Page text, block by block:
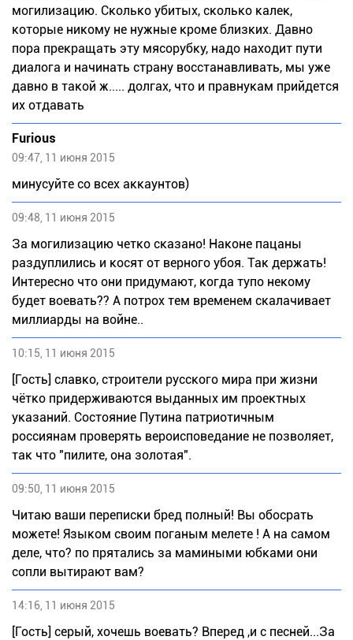
могилизацию. Сколько убитых, сколько калек,
которые никому не нужные кроме близких. Давно
пора прекращать эту мясорубку, надо находит пути
диалога и начинать страну восстанавливать, мы уже
давно в такой ж..... долгах, что и правнукам прийдется
их отдавать
Furious
09:47, 11 июня 2015
минусуйте со всех аккаунтов)
09:48, 11 июня 2015
За могилизацию четко сказано! Наконе пацаны
раздуплились и косят от верного убоя. Так держать!
Интересно что они придумают, когда тупо некому
будет воевать?? А потрох тем временем скалачивает
миллиарды на войне..
10:15, 11 июня 2015
[Гость] славко, строители русского мира при жизни
чётко придерживаются выданных им проектных
указаний. Состояние Путина патриотичным
россиянам проверять вероисповедание не позволяет,
так что "пилите, она золотая".
09:50, 11 июня 2015
Читаю ваши переписки бред полный! Вы обосрать
можете! Языком своим поганым мелете ! А на самом
деле, что? по прятались за мамиными юбками они
сопли вытирают вам?
14:16, 11 июня 2015
[Гость] серый, хочешь воевать? Вперед ,и с песней...За